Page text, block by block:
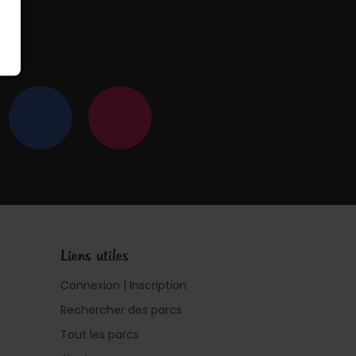
Liens utiles
Connexion | Inscription
Rechercher des parcs
Tout les parcs